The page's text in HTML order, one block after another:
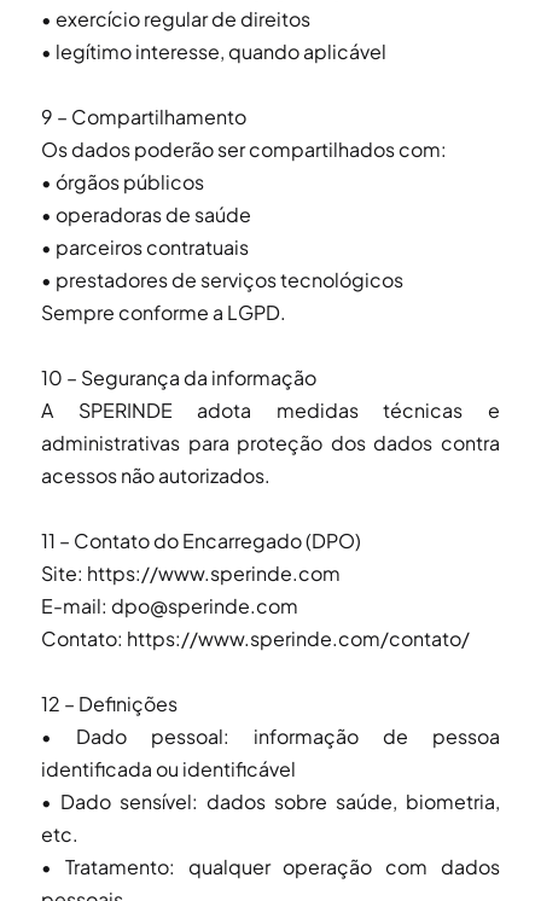
• exercício regular de direitos
• legítimo interesse, quando aplicável
9 – Compartilhamento
Os dados poderão ser compartilhados com:
• órgãos públicos
• operadoras de saúde
• parceiros contratuais
• prestadores de serviços tecnológicos
Sempre conforme a LGPD.
10 – Segurança da informação
A SPERINDE adota medidas técnicas e
administrativas para proteção dos dados contra
acessos não autorizados.
11 – Contato do Encarregado (DPO)
Site: https://www.sperinde.com
E-mail: dpo@sperinde.com
Contato: https://www.sperinde.com/contato/
12 – Definições
• Dado pessoal: informação de pessoa
identificada ou identificável
• Dado sensível: dados sobre saúde, biometria,
etc.
• Tratamento: qualquer operação com dados